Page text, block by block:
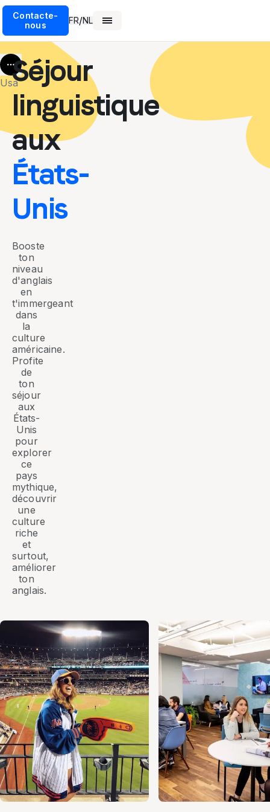
Contacte-
nous
FR/NL
More
UsaSéjour
linguistique
aux
États-
Unis
Booste
ton
niveau
d'anglais
en
t'immergeant
dans
la
culture
américaine.
Profite
de
ton
séjour
aux
États-
Unis
pour
explorer
ce
pays
mythique,
découvrir
une
culture
riche
et
surtout,
améliorer
ton
anglais.